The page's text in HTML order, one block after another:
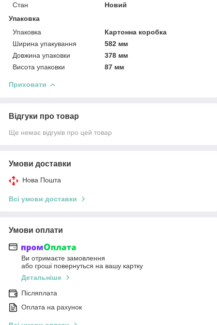
Стан
Новий
Упаковка
Упаковка
Картонна коробка
Ширина упакування
582 мм
Довжина упаковки
378 мм
Висота упаковки
87 мм
Приховати
Відгуки про товар
Ще немає відгуків про цей товар
Умови доставки
Нова Пошта
Всі умови доставки
Умови оплати
Ви отримаєте замовлення
або гроші повернуться на вашу картку
Детальніше
Післяплата
Оплата на рахунок